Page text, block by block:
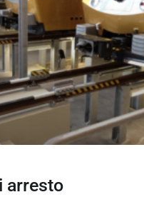
arresto